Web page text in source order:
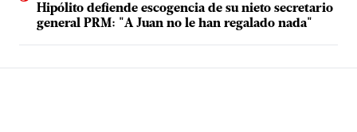
Hipólito defiende escogencia de su nieto secretario
general PRM: "A Juan no le han regalado nada"